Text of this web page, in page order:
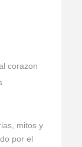
corazon
mitos y
por el